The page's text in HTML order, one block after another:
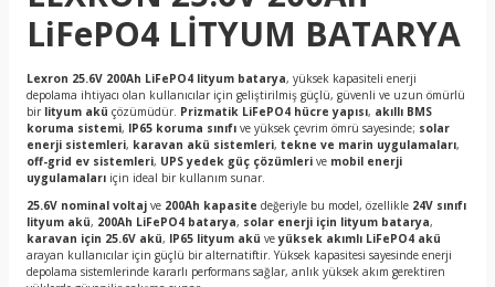
LiFePO4 LİTYUM BATARYA
Lexron 25.6V 200Ah LiFePO4 lityum batarya, yüksek kapasiteli enerji
depolama ihtiyacı olan kullanıcılar için geliştirilmiş güçlü, güvenli ve uzun ömürlü
bir lityum akü çözümüdür. Prizmatik LiFePO4 hücre yapısı, akıllı BMS
koruma sistemi, IP65 koruma sınıfı ve yüksek çevrim ömrü sayesinde; solar
enerji sistemleri, karavan akü sistemleri, tekne ve marin uygulamaları,
off-grid ev sistemleri, UPS yedek güç çözümleri ve mobil enerji
uygulamaları için ideal bir kullanım sunar.
25.6V nominal voltaj ve 200Ah kapasite değeriyle bu model, özellikle 24V sınıfı
lityum akü, 200Ah LiFePO4 batarya, solar enerji için lityum batarya,
karavan için 25.6V akü, IP65 lityum akü veyüksek akımlı LiFePO4 akü
arayan kullanıcılar için güçlü bir alternatiftir. Yüksek kapasitesi sayesinde enerji
depolama sistemlerinde kararlı performans sağlar, anlık yüksek akım gerektiren